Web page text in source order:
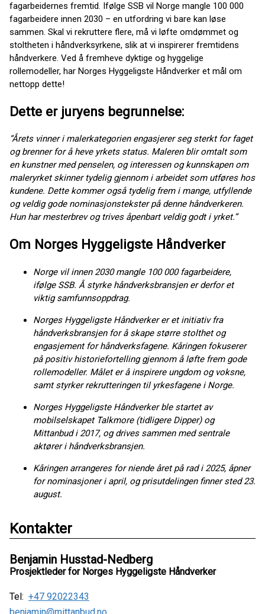
fagarbeidernes fremtid. Ifølge SSB vil Norge mangle 100 000
fagarbeidere innen 2030 – en utfordring vi bare kan løse
sammen. Skal vi rekruttere flere, må vi løfte omdømmet og
stoltheten i håndverksyrkene, slik at vi inspirerer fremtidens
håndverkere. Ved å fremheve dyktige og hyggelige
rollemodeller, har Norges Hyggeligste Håndverker et mål om
nettopp dette!
Dette er juryens begrunnelse:
“Årets vinner i malerkategorien engasjerer seg sterkt for faget
og brenner for å heve yrkets status. Maleren blir omtalt som
en kunstner med penselen, og interessen og kunnskapen om
maleryrket skinner tydelig gjennom i arbeidet som utføres hos
kundene. Dette kommer også tydelig frem i mange, utfyllende
og veldig gode nominasjonstekster på denne håndverkeren.
Hun har mesterbrev og trives åpenbart veldig godt i yrket.”
Om Norges Hyggeligste Håndverker
Norge vil innen 2030 mangle 100 000 fagarbeidere,
ifølge SSB. Å styrke håndverksbransjen er derfor et
viktig samfunnsoppdrag.
Norges Hyggeligste Håndverker er et initiativ fra
håndverksbransjen for å skape større stolthet og
engasjement for håndverksfagene. Kåringen fokuserer
på positiv historiefortelling gjennom å løfte frem gode
rollemodeller. Målet er å inspirere ungdom og voksne,
samt styrker rekrutteringen til yrkesfagene i Norge.
Norges Hyggeligste Håndverker ble startet av
mobilselskapet Talkmore (tidligere Dipper) og
Mittanbud i 2017, og drives sammen med sentrale
aktører i håndverksbransjen.
Kåringen arrangeres for niende året på rad i 2025, åpner
for nominasjoner i april, og prisutdelingen finner sted 23.
august.
Kontakter
Benjamin Husstad-Nedberg
Prosjektleder for Norges Hyggeligste Håndverker
Tel: +47 92022343